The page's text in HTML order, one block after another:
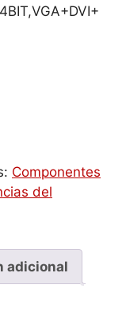
Componentes
del
adicional